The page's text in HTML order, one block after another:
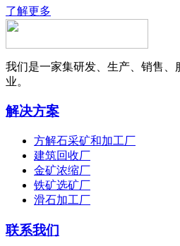
了解更多
我们是一家集研发、生产、销售、
业。
解决方案
方解石采矿和加工厂
建筑回收厂
金矿浓缩厂
铁矿选矿厂
滑石加工厂
联系我们